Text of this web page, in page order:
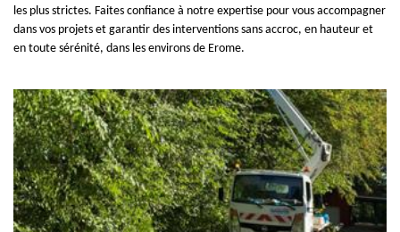
les plus strictes. Faites confiance à notre expertise pour vous accompagner
dans vos projets et garantir des interventions sans accroc, en hauteur et
en toute sérénité, dans les environs de Erome.